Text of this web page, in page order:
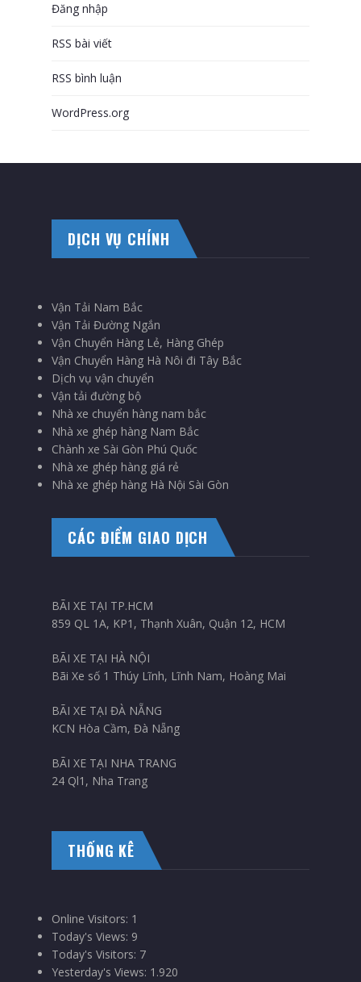
Đăng nhập
RSS bài viết
RSS bình luận
WordPress.org
DỊCH VỤ CHÍNH
Vận Tải Nam Bắc
Vận Tải Đường Ngắn
Vận Chuyển Hàng Lẻ, Hàng Ghép
Vận Chuyển Hàng Hà Nôi đi Tây Bắc
Dịch vụ vận chuyển
Vận tải đường bộ
Nhà xe chuyển hàng nam bắc
Nhà xe ghép hàng Nam Bắc
Chành xe Sài Gòn Phú Quốc
Nhà xe ghép hàng giá rẻ
Nhà xe ghép hàng Hà Nội Sài Gòn
CÁC ĐIỂM GIAO DỊCH
BÃI XE TẠI TP.HCM
859 QL 1A, KP1, Thạnh Xuân, Quận 12, HCM
BÃI XE TẠI HÀ NỘI
Bãi Xe số 1 Thúy Lĩnh, Lĩnh Nam, Hoàng Mai
BÃI XE TẠI ĐÀ NẴNG
KCN Hòa Cầm, Đà Nẵng
BÃI XE TẠI NHA TRANG
24 Ql1, Nha Trang
THỐNG KÊ
Online Visitors: 1
Today's Views: 9
Today's Visitors: 7
Yesterday's Views: 1.920